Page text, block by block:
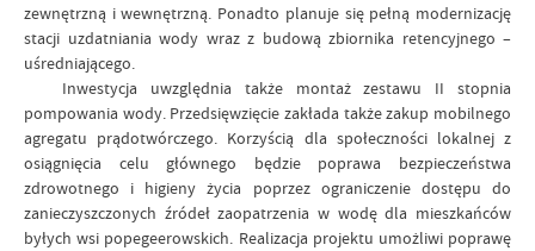
zewnętrzną i wewnętrzną. Ponadto planuje się pełną modernizację
stacji uzdatniania wody wraz z budową zbiornika retencyjnego –
uśredniającego.
Inwestycja uwzględnia także montaż zestawu II stopnia
pompowania wody. Przedsięwzięcie zakłada także zakup mobilnego
agregatu prądotwórczego. Korzyścią dla społeczności lokalnej z
osiągnięcia celu głównego będzie poprawa bezpieczeństwa
zdrowotnego i higieny życia poprzez ograniczenie dostępu do
zanieczyszczonych źródeł zaopatrzenia w wodę dla mieszkańców
byłych wsi popegeerowskich. Realizacja projektu umożliwi poprawę